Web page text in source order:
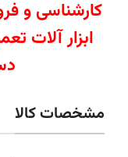
کارشناسی و
ابزار آلات
مشخصات کالا